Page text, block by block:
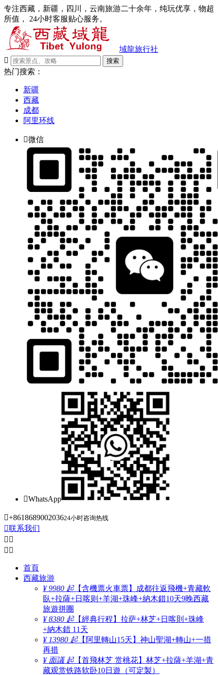
专注西藏，新疆，四川，云南旅游二十余年，纯玩优享，物超
所值， 24小时客服贴心服务。
域龍旅行社

搜索
热门搜索：
新疆
西藏
成都
阿里环线
微信
WhatsApp
+861868900203624小时咨询热线
联系我们
 
 
首頁
西藏旅游
¥ 9980 起【含機票火車票】成都往返飛機+青藏軟
臥+拉薩+日喀则+羊湖+珠峰+納木錯10天9晚西藏
旅遊拼團
¥ 8380 起【經典行程】拉萨+林芝+日喀則+珠峰
+納木錯 11天
¥ 13980 起【阿里轉山15天】神山聖湖+轉山+一措
再措
¥ 面議 起【首飛林芝 赏桃花】林芝+拉薩+羊湖+青
藏观赏铁路软卧10日遊（可定製）